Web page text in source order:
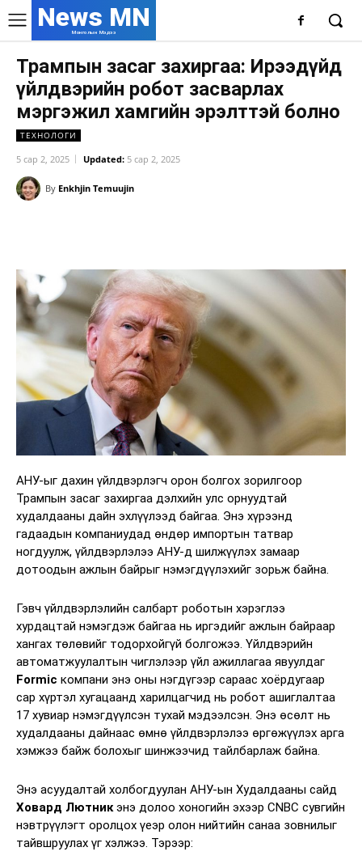
News MN
Монголын Мэдээ
Трампын засаг захиргаа: Ирээдүйд
үйлдвэрийн робот засварлах
мэргэжил хамгийн эрэлттэй болно
ТЕХНОЛОГИ
5 сар 2, 2025 Updated: 5 сар 2, 2025
By Enkhjin Temuujin
АНУ-ыг дахин үйлдвэрлэгч орон болгох зорилгоор
Трампын засаг захиргаа дэлхийн улс орнуудтай
худалдааны дайн эхлүүлээд байгаа. Энэ хүрээнд
гадаадын компаниудад өндөр импортын татвар
ногдуулж, үйлдвэрлэлээ АНУ-д шилжүүлэх замаар
дотоодын ажлын байрыг нэмэгдүүлэхийг зорьж байна.
Гэвч үйлдвэрлэлийн салбарт роботын хэрэглээ
хурдацтай нэмэгдэж байгаа нь иргэдийг ажлын байраар
хангах төлөвийг тодорхойгүй болгожээ. Үйлдвэрийн
автоматжуулалтын чиглэлээр үйл ажиллагаа явуулдаг
Formic компани энэ оны нэгдүгээр сараас хоёрдугаар
сар хүртэл хугацаанд харилцагчид нь робот ашиглалтаа
17 хувиар нэмэгдүүлсэн тухай мэдээлсэн. Энэ өсөлт нь
худалдааны дайнаас өмнө үйлдвэрлэлээ өргөжүүлэх арга
хэмжээ байж болохыг шинжээчид тайлбарлаж байна.
Энэ асуудалтай холбогдуулан АНУ-ын Худалдааны сайд
Ховард Лютникэнэ долоо хоногийн эхээр CNBC сувгийн
нэвтрүүлэгт оролцох үеэр олон нийтийн санаа зовнилыг
тайвшруулах үг хэлжээ. Тэрээр: